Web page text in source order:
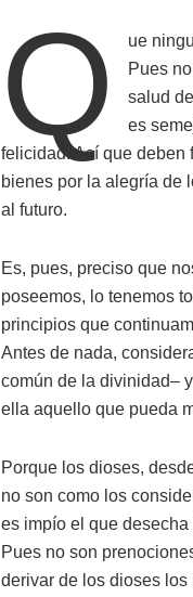
Q
ue
Pues
salud
es
felicidad. Así que deben
bienes por la alegría de
al futuro.
Es, pues, preciso que
poseemos, lo tenemos
principios que
Antes de nada,
común de la divinidad–
ella aquello que pueda
Porque los dioses,
no son como los
es impío el que
Pues no son
derivar de los dioses